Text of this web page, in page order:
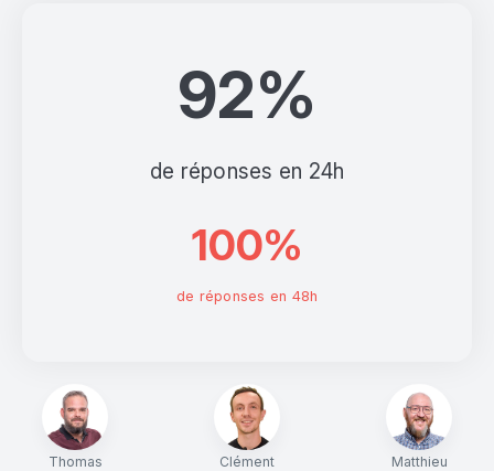
Thomas Clément Matthieu
92%
de réponses en 24h
100%
de réponses en 48h